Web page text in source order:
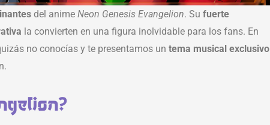
del anime Neon Genesis Evangelion. Su fuerte
la convierten en una figura inolvidable para los fans. En
no conocías y te presentamos un tema musical exclusivo